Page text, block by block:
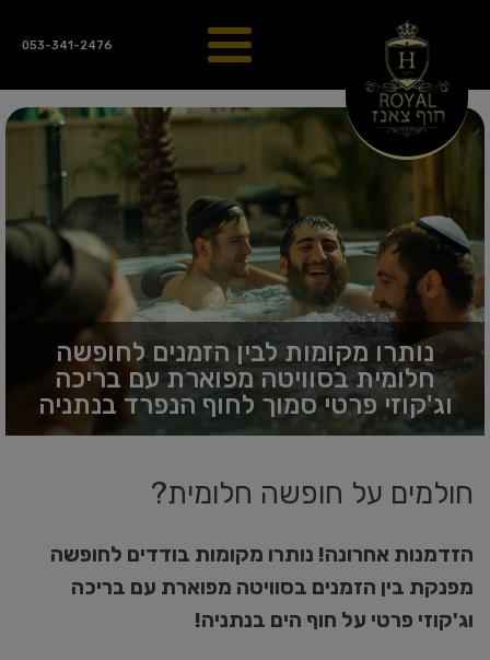
053-341-2476
נותרו מקומות לבין הזמנים לחופשה
חלומית בסוויטה מפוארת עם בריכה
וג'קוזי פרטי סמוך לחוף הנפרד בנתניה
חולמים על חופשה חלומית?
הזדמנות אחרונה! נותרו מקומות בודדים לחופשה
מפנקת בין הזמנים בסוויטה מפוארת עם בריכה
וג'קוזי פרטי על חוף הים בנתניה!